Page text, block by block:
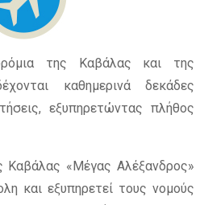
της Καβάλας και της
καθημερινά δεκάδες
εξυπηρετώντας πλήθος
Καβάλας «Μέγας Αλέξανδρος»
και εξυπηρετεί τους νομούς